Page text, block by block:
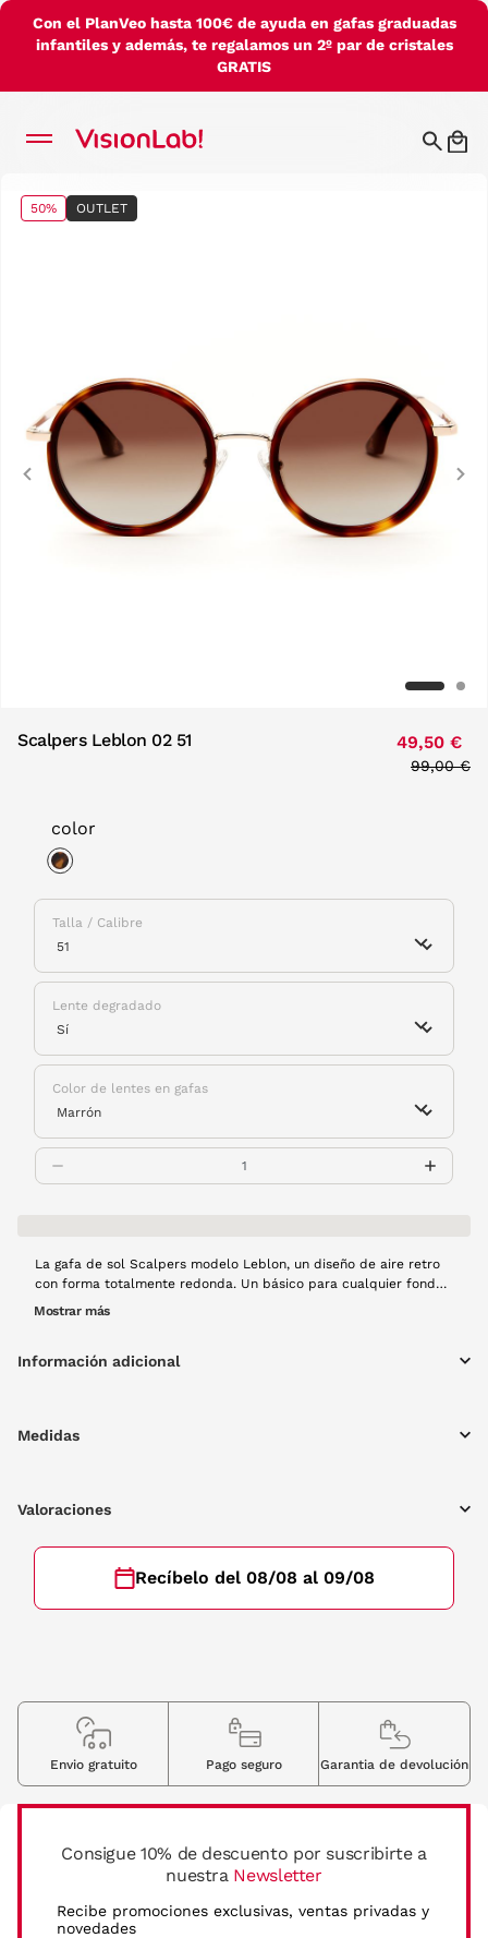
Con el PlanVeo hasta 100€ de ayuda en gafas graduadas
infantiles y además, te regalamos un 2º par de cristales
GRATIS
50% OUTLET
Previous
Scalpers Leblon 02 51 49,50 €
Price
99,00 €
color
Talla / Calibre
Lente degradado
Color de lentes en gafas
La gafa de sol Scalpers modelo Leblon, un diseño de aire retro
con forma totalmente redonda. Un básico para cualquier fondo
de armario, que combina el metal y la pasta.
Mostrar más
Información adicional
Medidas
Valoraciones
Recíbelo del 08/08 al 09/08
Consigue 10% de descuento por suscribirte a
nuestra Newsletter
Recibe promociones exclusivas, ventas privadas y
novedades
Envio gratuito Pago seguro Garantia de devolución